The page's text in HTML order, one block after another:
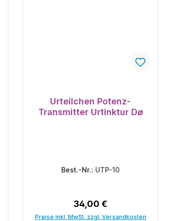
Urteilchen Potenz-
Transmitter Urtinktur D⌀
Best.-Nr.: UTP-10
Regulärer Preis:
34,00 €
Preise inkl. MwSt. zzgl. Versandkosten